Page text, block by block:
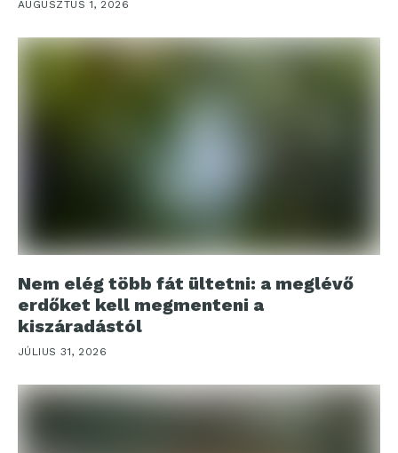
AUGUSZTUS 1, 2026
Nem elég több fát ültetni: a meglévő
erdőket kell megmenteni a
kiszáradástól
JÚLIUS 31, 2026